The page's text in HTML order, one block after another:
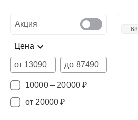
Акция
Цена
от до
10000 – 20000 ₽
от 20000 ₽